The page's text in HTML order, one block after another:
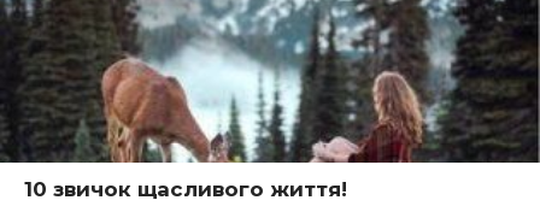
10 звичок щасливого життя!